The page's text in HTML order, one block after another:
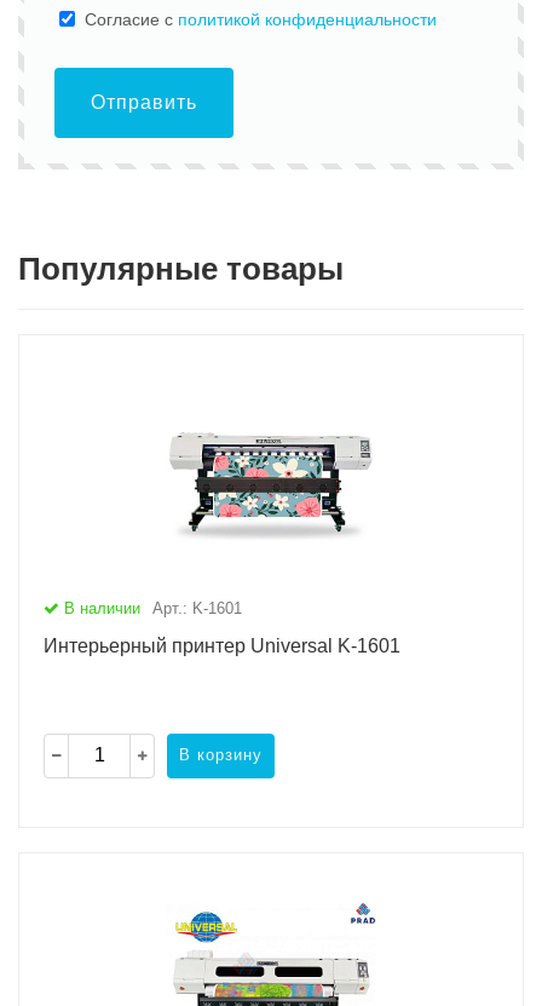
Cогласие с политикой конфиденциальности
Отправить
Популярные товары
В наличии Арт.: K-1601
Интерьерный принтер Universal K-1601
В корзину